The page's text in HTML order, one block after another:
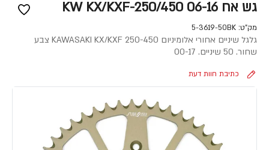
גש אח 06-16 KW KX/KXF-250/450
מק"ט: 5-3619-50BK
גלגל שיניים אחורי אלומיניום KAWASAKI KX/KXF 250-450 צבע
שחור. 50 שיניים. 00-17
כתיבת חוות דעת